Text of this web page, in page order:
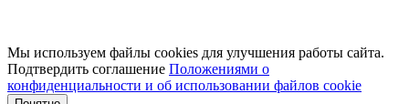
Мы используем файлы cookies для улучшения работы сайта.
Подтвердить соглашение Положениями о
конфиденциальности и об использовании файлов cookie